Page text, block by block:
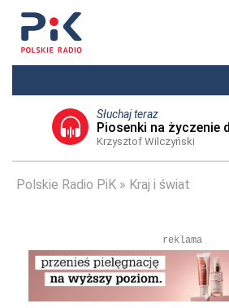
Słuchaj teraz
Piosenki na życzenie
Krzysztof Wilczyński
Polskie Radio PiK Kraj i świat
reklama